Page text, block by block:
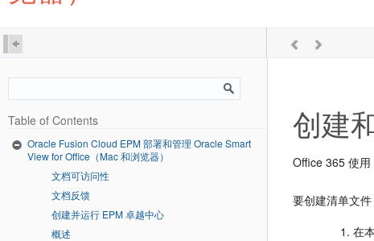
Table of Contents
Oracle Fusion Cloud EPM 部署和管理 Oracle Smart
View for Office（Mac 和浏览器）
文档可访问性
文档反馈
创建并运行 EPM 卓越中心
概述
创建
Office 365 使用
要创建清单文件
在